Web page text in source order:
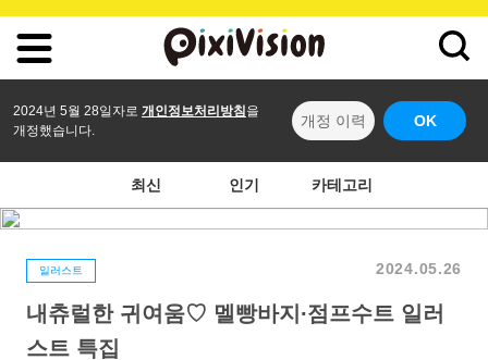
2024년 5월 28일자로 개인정보처리방침 을
개정했습니다.
개정 이력 OK
최신 인기 카테고리
일러스트 2024.05.26
내츄럴한 귀여움♡ 멜빵바지∙점프수트 일러
스트 특집